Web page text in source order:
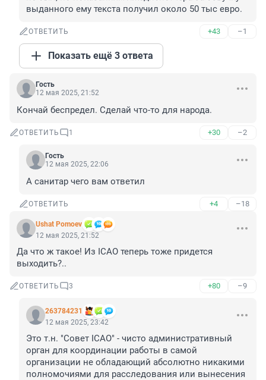
выданного ему текста получил около 50 тыс евро.
ОТВЕТИТЬ +43 –1
Показать ещё 3 ответа
Гость
12 мая 2025, 21:52
Кончай беспредел. Сделай что-то для народа.
ОТВЕТИТЬ 1 +30 –2
Гость
12 мая 2025, 22:06
А санитар чего вам ответил
ОТВЕТИТЬ +4 –18
Ushat Pomoev
12 мая 2025, 21:52
Да что ж такое! Из ICAO теперь тоже придется
выходить?..
ОТВЕТИТЬ 3 +80 –9
263784231
12 мая 2025, 23:42
Это т.н. "Совет ICAO" - чисто административный
орган для координации работы в самой
организации не обладающий абсолютно никакими
полномочиями для расследования или вынесения